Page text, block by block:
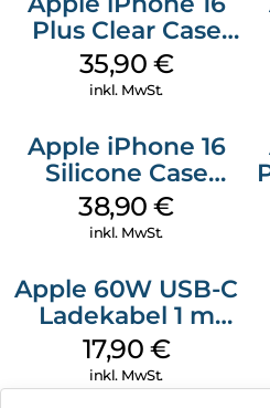
Plus Clear Case
MagSafe
Transparent
35,90 €
inkl. MwSt.
Apple iPhone 16
Silicone Case
MagSafe
Ultramarine
38,90€
inkl. MwSt.
Apple 60W USB-C
Ladekabel 1 m
Weiß
17,90 €
inkl. MwSt.